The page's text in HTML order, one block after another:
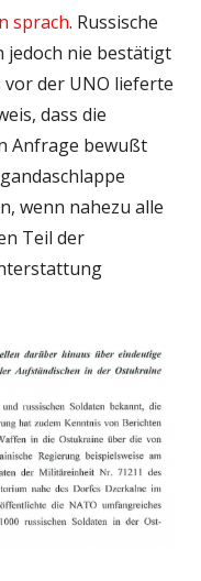
sprach. Russische
nie bestätigt
der UNO lieferte
dass die
Anfrage bewußt
wenn nahezu alle
Teil der